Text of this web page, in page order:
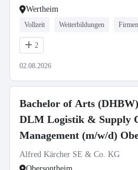
Wertheim
Vollzeit Weiterbildungen
2
02.08.2026
Bachelor of Arts
DLM Logistik & Supply
Management (m/w/d)
2027
Alfred Kärcher SE & Co. KG